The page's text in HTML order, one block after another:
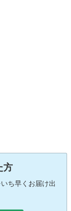
方
ち早くお届け出